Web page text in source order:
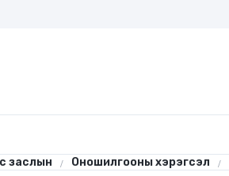
заслын Оношилгооны хэрэгсэл